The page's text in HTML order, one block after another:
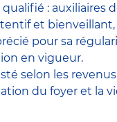
:
et bienveillant,
pour sa
en vigueur.
selon les
du foyer et la